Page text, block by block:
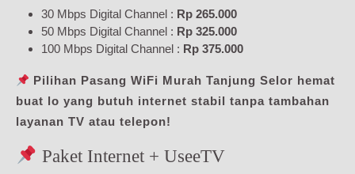
30 Mbps Digital Channel : Rp 265.000
50 Mbps Digital Channel : Rp 325.000
100 Mbps Digital Channel : Rp 375.000
Pilihan Pasang WiFi Murah Tanjung Selor hemat
buat lo yang butuh internet stabil tanpa tambahan
layanan TV atau telepon!
Paket Internet + UseeTV